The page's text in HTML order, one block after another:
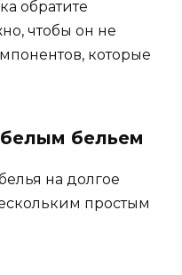
обратите
чтобы он не
которые
бельем
на долгое
простым